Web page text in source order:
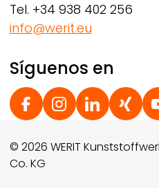
Tel. +34 938 402 256
info@werit.eu
Síguenos en
Social Footer
© 2026 WERIT
Co. KG